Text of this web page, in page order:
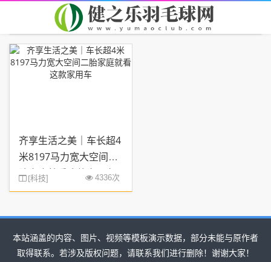
您现在的位置： 首页> TAG信息列表 > 齐享
齐享生活之美｜车长超4
米8197马力宽大空间二
胎家庭就看这款家用车
[科技] 4336次
本站涵盖的内容、图片、视频等模板演示数据，部分未能与原作者
取得联系。若涉及版权问题，请联系我们进行删除！谢谢大家！